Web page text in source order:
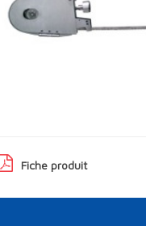
Fiche produit